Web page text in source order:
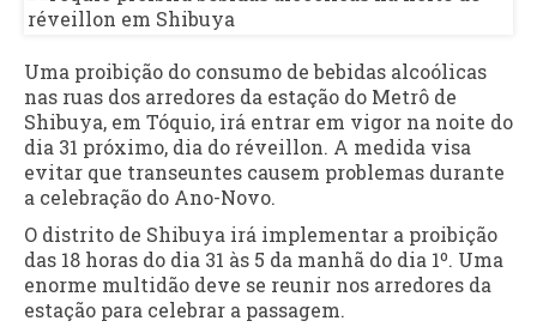
Uma proibição do consumo de bebidas alcoólicas
nas ruas dos arredores da estação do Metrô de
Shibuya, em Tóquio, irá entrar em vigor na noite do
dia 31 próximo, dia do réveillon. A medida visa
evitar que transeuntes causem problemas durante
a celebração do Ano-Novo.
O distrito de Shibuya irá implementar a proibição
das 18 horas do dia 31 às 5 da manhã do dia 1º. Uma
enorme multidão deve se reunir nos arredores da
estação para celebrar a passagem.